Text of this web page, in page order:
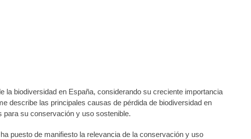
biodiversidad en España, considerando su creciente importancia
describe las principales causas de pérdida de biodiversidad en
su conservación y uso sostenible.
ha puesto de manifiesto la relevancia de la conservación y uso